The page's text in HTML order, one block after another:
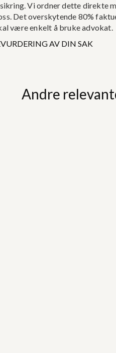
Vi ordner dette direkte
Det overskytende 80%
være enkelt å bruke advokat.
AV DIN SAK
Andre